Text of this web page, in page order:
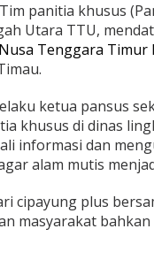
panitia khusus
Utara TTU,
Tenggara Timur
ketua pansus
khusus di dinas
informasi dan
alam mutis
cipayung plus
masyarakat